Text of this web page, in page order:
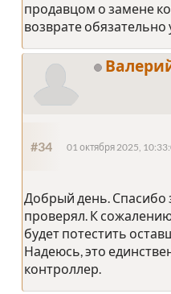
продавцом о замене
возврате
#34 01 октября 2025,
Добрый день. Спасибо
проверял. К
будет потестить
Надеюсь, это
контроллер.